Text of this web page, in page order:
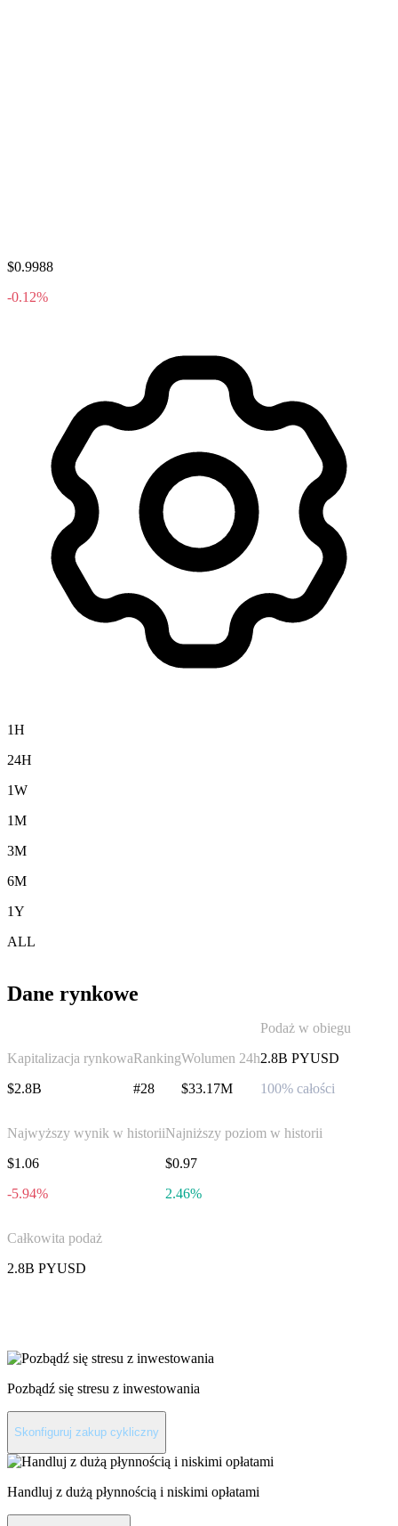
$0.9988
-0.12%
1H
24H
1W
1M
3M
6M
1Y
ALL
Dane rynkowe
Kapitalizacja rynkowa
$2.8B
Ranking
#28
Wolumen 24h
$33.17M
Podaż w obiegu
2.8B PYUSD
100% całości
Najwyższy wynik w historii
$1.06
-5.94%
Najniższy poziom w historii
$0.97
2.46%
Całkowita podaż
2.8B PYUSD
Pozbądź się stresu z inwestowania
Skonfiguruj zakup cykliczny
Handluj z dużą płynnością i niskimi opłatami